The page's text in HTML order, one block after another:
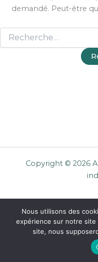
demandé. Peut-être
Copyright © 2026
Nous utilisons des
expérience sur notre
site, nous